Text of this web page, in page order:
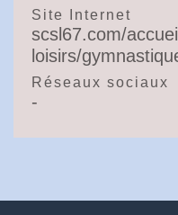
Site Internet
scsl67.com/
loisirs/
Réseaux sociaux
-